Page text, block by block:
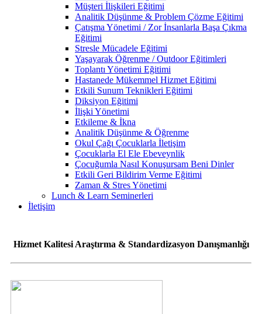
Müşteri İlişkileri Eğitimi
Analitik Düşünme & Problem Çözme Eğitimi
Çatışma Yönetimi / Zor İnsanlarla Başa Çıkma
Eğitimi
Stresle Mücadele Eğitimi
Yaşayarak Öğrenme / Outdoor Eğitimleri
Toplantı Yönetimi Eğitimi
Hastanede Mükemmel Hizmet Eğitimi
Etkili Sunum Teknikleri Eğitimi
Diksiyon Eğitimi
İlişki Yönetimi
Etkileme & İkna
Analitik Düşünme & Öğrenme
Okul Çağı Çocuklarla İletişim
Çocuklarla El Ele Ebeveynlik
Çocuğumla Nasıl Konuşursam Beni Dinler
Etkili Geri Bildirim Verme Eğitimi
Zaman & Stres Yönetimi
Lunch & Learn Seminerleri
İletişim
Hizmet Kalitesi Araştırma & Standardizasyon Danışmanlığı